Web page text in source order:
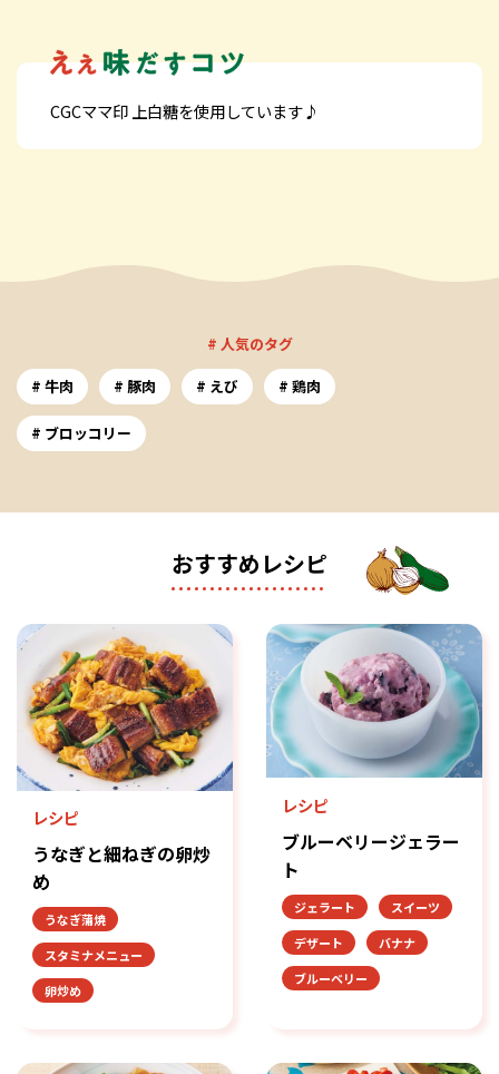
CGCママ印 上白糖を使用しています♪
# 人気のタグ
牛肉
豚肉 えび 鶏肉
ブロッコリー
おすすめレシピ
レシピ
うなぎと細ねぎの卵炒
め
うなぎ蒲焼
スタミナメニュー
卵炒め
レシピ
ブルーベリージェラー
ト
ジェラート
スイーツ
デザート
バナナ
ブルーベリー